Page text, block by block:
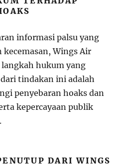
informasi palsu yang
Wings Air
hukum yang
tindakan ini adalah
penyebaran hoaks dan
kepercayaan publik
DARI WINGS